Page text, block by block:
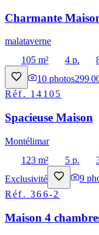
Charmante
malataverne
105 m²
4 p.
10 photos299
Réf. 14105
Spacieuse Maison
Montélimar
123 m²
5 p.
Exclusivité
9
Réf.366-2
Maison 4